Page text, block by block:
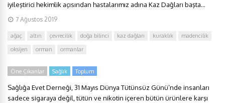
iyileştirici hekimlik açısından hastalarımız adına Kaz Dağları başta...
7 Ağustos 2019
ağaç altın çevrecilik doğa bilinci kaz dağları kuraklık
madencilik
oksijen
orman ormanlar
Öne Çıkanlar Sağlık Toplum
Sağlığa Evet Derneği, 31 Mayıs Dünya Tütünsüz Günü’nde insanları
sadece sigaraya değil, tütün ve nikotin içeren bütün ürünlere karşı